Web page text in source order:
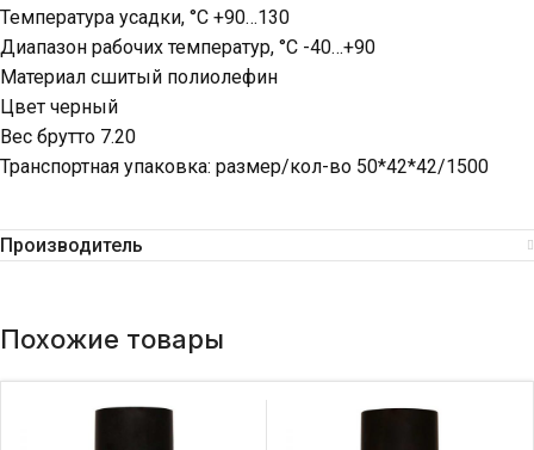
Температура усадки, °C +90…130
Диапазон рабочих температур, °C -40…+90
Материал сшитый полиолефин
Цвет черный
Вес брутто 7.20
Транспортная упаковка: размер/кол-во 50*42*42/1500
Производитель
Похожие товары